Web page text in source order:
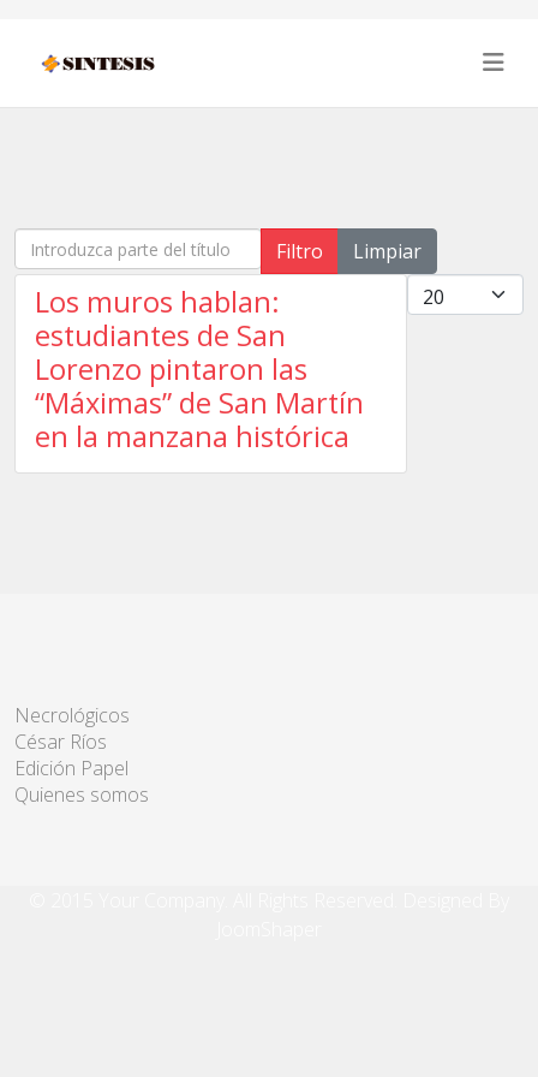
Introduzca parte del título Filtro
Limpiar
Cantidad
Los muros hablan:
estudiantes de San
Lorenzo pintaron las
“Máximas” de San Martín
en la manzana histórica
Necrológicos
César Ríos
Edición Papel
Quienes somos